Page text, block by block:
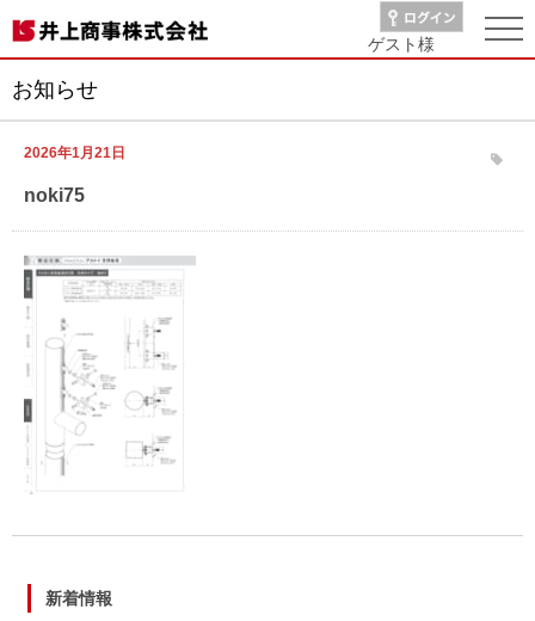
ゲスト様
お知らせ
2026年1月21日
noki75
新着情報